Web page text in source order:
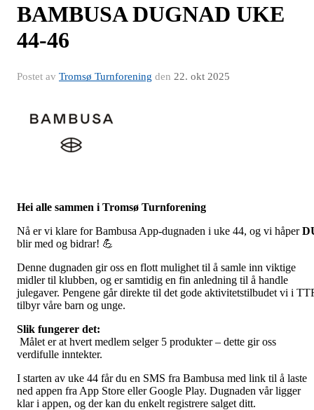
BAMBUSA DUGNAD UKE
44-46
Postet av Tromsø Turnforening den 22. okt 2025
Hei alle sammen i Tromsø Turnforening
Nå er vi klare for Bambusa App-dugnaden i uke 44, og vi håper
blir med og bidrar! 💪
Denne dugnaden gir oss en flott mulighet til å samle inn viktige
midler til klubben, og er samtidig en fin anledning til å handle
julegaver. Pengene går direkte til det gode aktivitetstilbudet vi i
tilbyr våre barn og unge.
Slik fungerer det:
Målet er at hvert medlem selger 5 produkter – dette gir oss
verdifulle inntekter.
I starten av uke 44 får du en SMS fra Bambusa med link til å laste
ned appen fra App Store eller Google Play. Dugnaden vår ligger
klar i appen, og der kan du enkelt registrere salget ditt.